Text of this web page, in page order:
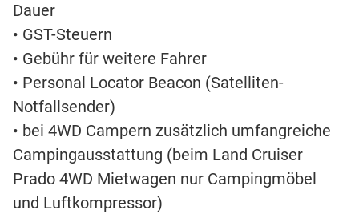
Dauer
• GST-Steuern
• Gebühr für weitere Fahrer
• Personal Locator Beacon (Satelliten-
Notfallsender)
• bei 4WD Campern zusätzlich umfangreiche
Campingausstattung (beim Land Cruiser
Prado 4WD Mietwagen nur Campingmöbel
und Luftkompressor)